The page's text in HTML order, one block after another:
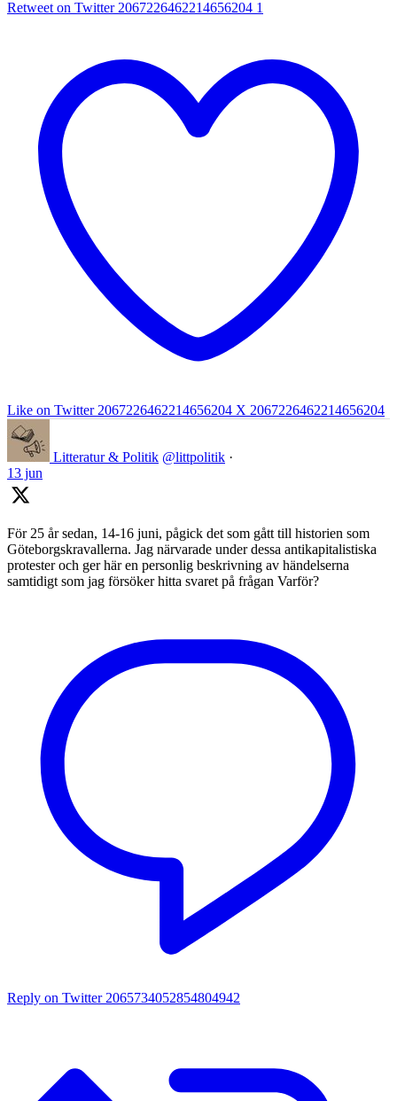
Retweet on Twitter 2067226462214656204 1
Like on Twitter 2067226462214656204 X 2067226462214656204
Litteratur & Politik @littpolitik ·
13 jun
För 25 år sedan, 14-16 juni, pågick det som gått till historien som
Göteborgskravallerna. Jag närvarade under dessa antikapitalistiska
protester och ger här en personlig beskrivning av händelserna
samtidigt som jag försöker hitta svaret på frågan Varför?
Reply on Twitter 2065734052854804942